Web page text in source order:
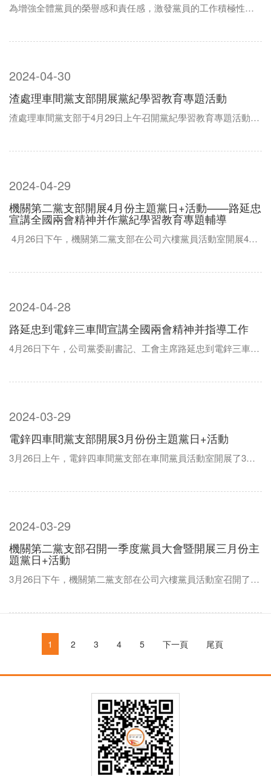
為增強全體黨員的榮譽感和責任感，激發黨員的工作積極性、主動性和創造性，7月1日下午，熔鑄車間黨支部在黨員活動室開展了“黨員過政治生日”主題活動，為4名黨員舉行了集體“慶生”活動。 活動中，...
2024-04-30
渣處理車間黨支部開展黨紀學習教育專題活動
渣處理車間黨支部于4月29日上午召開黨紀學習教育專題活動，車間黨員、積極分子、入黨申請人共計30人參加，活動由支部書記寧天慶主持。會議學習了《集團公司黨委關于開展黨紀學習教育的工作方案》；公司黨委《關于印發公司黨紀學習教育實施方案的通知》。...
2024-04-29
機關第二黨支部開展4月份主題黨日+活動——路延忠
宣講全國兩會精神并作黨紀學習教育專題輔導
4月26日下午，機關第二黨支部在公司六樓黨員活動室開展4月份主題黨日+活動，學習了習近平總書記關于秦嶺生態環境保護的有關指示精神。支部聯系領導、公司黨委副書記、工會主席路延忠做全國兩會精神宣講和黨紀學習教育輔導。他要求支部全體黨...
2024-04-28
路延忠到電鋅三車間宣講全國兩會精神并指導工作
4月26日下午，公司黨委副書記、工會主席路延忠到電鋅三車間黨支部宣講全國“兩會”精神，公司黨委宣傳部部長、工會副主席沈華陪同，三車間支部黨員及崗位骨干共43人參加了宣講會。路延忠圍繞習近平總書記在全國兩會期間的重要講話精神、政府工作報告、全...
2024-03-29
電鋅四車間黨支部開展3月份份主題黨日+活動
3月26日上午，電鋅四車間黨支部在車間黨員活動室開展了3月份主題黨日+活動。支部全體黨員、預備黨員、積極分子，各工序職工代表共計40余人參會，會議由支部書記主持。會上，集體學習了全國兩會精神；學習了集團公司黨委副書記郭仕龍在黨建暨紀檢工作會...
2024-03-29
機關第二黨支部召開一季度黨員大會暨開展三月份主
題黨日+活動
3月26日下午，機關第二黨支部在公司六樓黨員活動室召開了一季度黨員大會并開展了3月份主題黨日+活動。支部全體黨員、預備黨員、入黨積極分子參加。會議由支部書記謝蘇龍主持。 會上，學習了習近平總書記兩會金句和習近平在參加江蘇代表團審議...
1 2 3 4 5 下一頁 尾頁